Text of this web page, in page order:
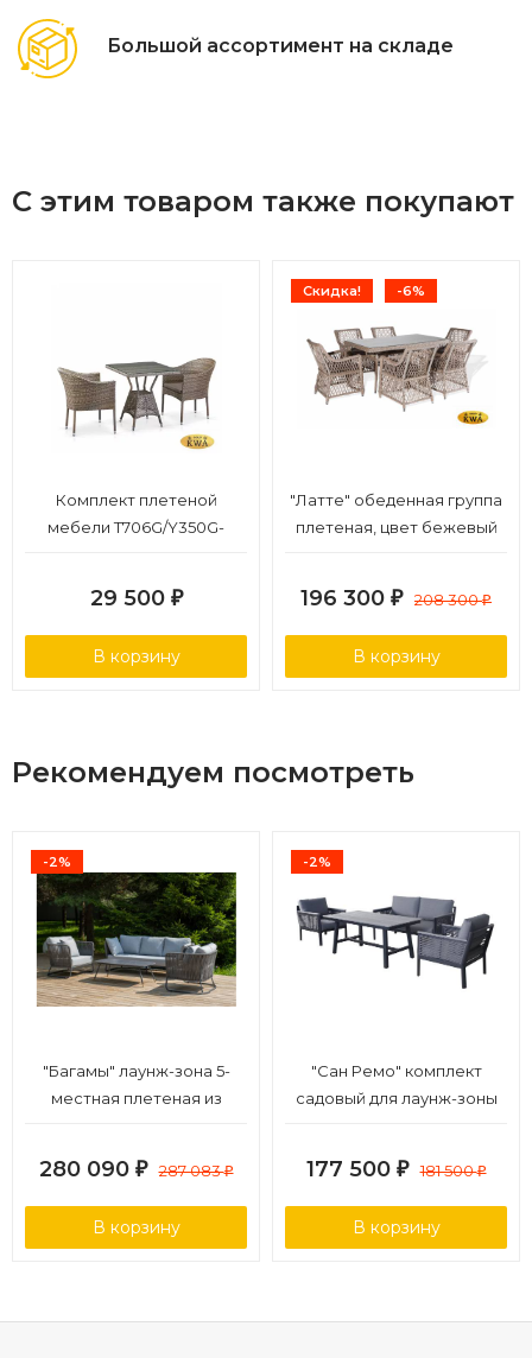
Большой ассортимент на складе
С этим товаром также покупают
Комплект плетеной
мебели T706G/Y350G-
29 500 ₽
В корзину
Скидка! -6%
"Латте" обеденная группа
плетеная, цвет бежевый
196 300 ₽ 208 300₽
В корзину
Рекомендуем посмотреть
-2%
"Багамы" лаунж-зона 5-
местная плетеная из
серый, роуп серый
280 090 ₽ 287 083₽
В корзину
-2%
"Сан Ремо" комплект
садовый для лаунж-зоны
177 500 ₽ 181 500₽
В корзину